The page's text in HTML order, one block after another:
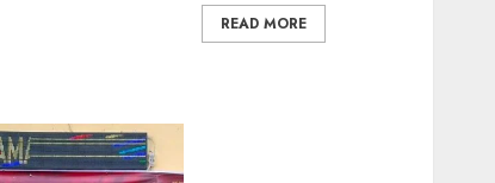
READ MORE